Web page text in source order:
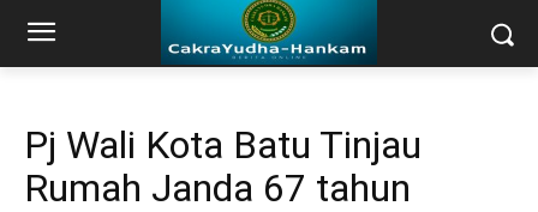
Pj Wali Kota Batu Tinjau
Rumah Janda 67 tahun